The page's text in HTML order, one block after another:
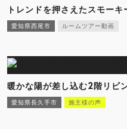
トレンドを押さえたスモー
愛知県西尾市 ルームツアー動画
暖かな陽が差し込む2階リビ
愛知県長久手市 施主様の声